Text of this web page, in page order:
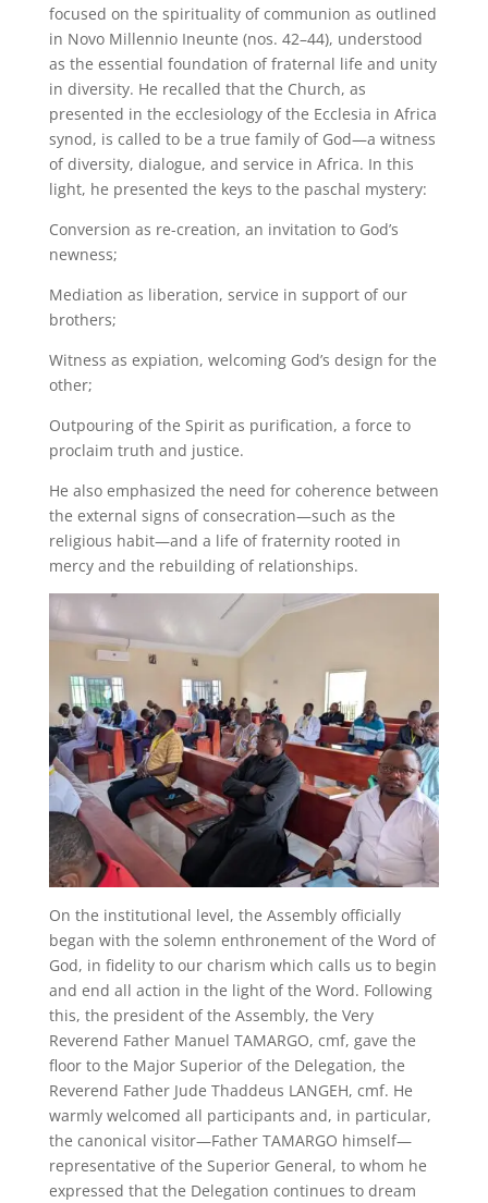
focused on the spirituality of communion as outlined
in Novo Millennio Ineunte (nos. 42–44), understood
as the essential foundation of fraternal life and unity
in diversity. He recalled that the Church, as
presented in the ecclesiology of the Ecclesia in Africa
synod, is called to be a true family of God—a witness
of diversity, dialogue, and service in Africa. In this
light, he presented the keys to the paschal mystery:
Conversion as re-creation, an invitation to God’s
newness;
Mediation as liberation, service in support of our
brothers;
Witness as expiation, welcoming God’s design for the
other;
Outpouring of the Spirit as purification, a force to
proclaim truth and justice.
He also emphasized the need for coherence between
the external signs of consecration—such as the
religious habit—and a life of fraternity rooted in
mercy and the rebuilding of relationships.
On the institutional level, the Assembly officially
began with the solemn enthronement of the Word of
God, in fidelity to our charism which calls us to begin
and end all action in the light of the Word. Following
this, the president of the Assembly, the Very
Reverend Father Manuel TAMARGO, cmf, gave the
floor to the Major Superior of the Delegation, the
Reverend Father Jude Thaddeus LANGEH, cmf. He
warmly welcomed all participants and, in particular,
the canonical visitor—Father TAMARGO himself—
representative of the Superior General, to whom he
expressed that the Delegation continues to dream